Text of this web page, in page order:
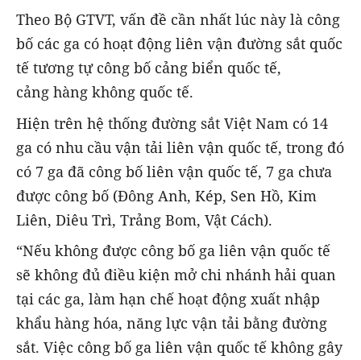
Theo Bộ GTVT, vấn đề cần nhất lúc này là công
bố các ga có hoạt động liên vận đường sắt quốc
tế tương tự công bố cảng biển quốc tế,
cảng hàng không quốc tế.
Hiện trên hệ thống đường sắt Việt Nam có 14
ga có nhu cầu vận tải liên vận quốc tế, trong đó
có 7 ga đã công bố liên vận quốc tế, 7 ga chưa
được công bố (Đông Anh, Kép, Sen Hồ, Kim
Liên, Diêu Trì, Trảng Bom, Vật Cách).
“Nếu không được công bố ga liên vận quốc tế
sẽ không đủ điều kiện mở chi nhánh hải quan
tại các ga, làm hạn chế hoạt động xuất nhập
khẩu hàng hóa, năng lực vận tải bằng đường
sắt. Việc công bố ga liên vận quốc tế không gây